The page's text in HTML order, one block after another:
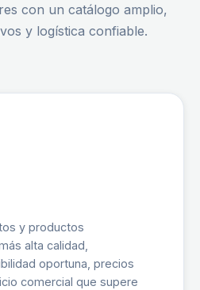
con un catálogo amplio,
y logística confiable.
y productos
alta calidad,
oportuna, precios
comercial que supere